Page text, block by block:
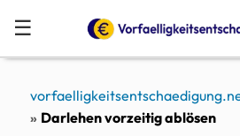
☰
Darlehen vorzeitig ablösen